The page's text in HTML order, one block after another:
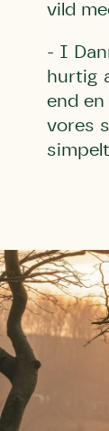
vild
- I
hurtig
end
vores